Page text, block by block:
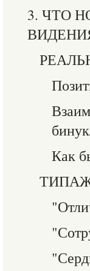
3. ЧТО
Как